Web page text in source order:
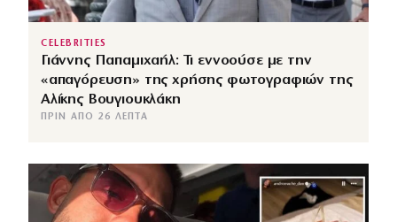
CELEBRITIES
Γιάννης Παπαμιχαήλ: Τι εννοούσε με την
«απαγόρευση» της χρήσης φωτογραφιών της
Αλίκης Βουγιουκλάκη
ΠΡΙΝ ΑΠΌ 26 ΛΕΠΤΆ